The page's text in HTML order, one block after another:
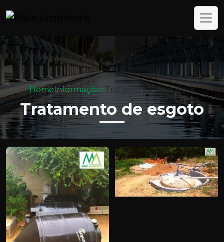
HomeInformaçõesTratamento de esgoto
Tratamento de esgoto